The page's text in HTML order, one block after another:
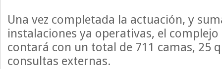
Una vez completada la actuación, y
instalaciones ya operativas, el
contará con un total de 711 camas, 25
consultas externas.